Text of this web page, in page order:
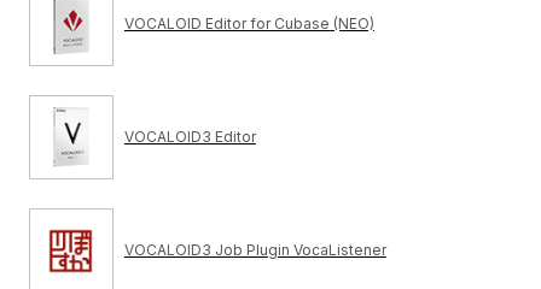
VOCALOID Editor for Cubase (NEO)
VOCALOID3 Editor
VOCALOID3 Job Plugin VocaListener